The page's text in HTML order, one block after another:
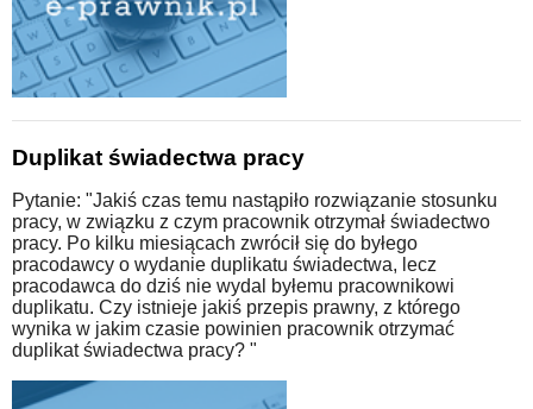
Duplikat świadectwa pracy
Pytanie: "Jakiś czas temu nastąpiło rozwiązanie stosunku
pracy, w związku z czym pracownik otrzymał świadectwo
pracy. Po kilku miesiącach zwrócił się do byłego
pracodawcy o wydanie duplikatu świadectwa, lecz
pracodawca do dziś nie wydal byłemu pracownikowi
duplikatu. Czy istnieje jakiś przepis prawny, z którego
wynika w jakim czasie powinien pracownik otrzymać
duplikat świadectwa pracy? "